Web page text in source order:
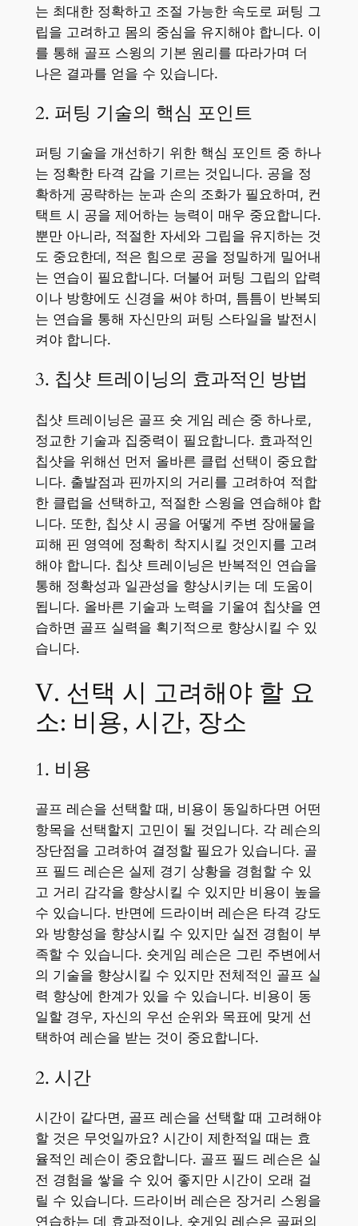
는 최대한 정확하고 조절 가능한 속도로 퍼팅 그
립을 고려하고 몸의 중심을 유지해야 합니다. 이
를 통해 골프 스윙의 기본 원리를 따라가며 더
나은 결과를 얻을 수 있습니다.
2. 퍼팅 기술의 핵심 포인트
퍼팅 기술을 개선하기 위한 핵심 포인트 중 하나
는 정확한 타격 감을 기르는 것입니다. 공을 정
확하게 공략하는 눈과 손의 조화가 필요하며, 컨
택트 시 공을 제어하는 능력이 매우 중요합니다.
뿐만 아니라, 적절한 자세와 그립을 유지하는 것
도 중요한데, 적은 힘으로 공을 정밀하게 밀어내
는 연습이 필요합니다. 더불어 퍼팅 그립의 압력
이나 방향에도 신경을 써야 하며, 틈틈이 반복되
는 연습을 통해 자신만의 퍼팅 스타일을 발전시
켜야 합니다.
3. 칩샷 트레이닝의 효과적인 방법
칩샷 트레이닝은 골프 숏 게임 레슨 중 하나로,
정교한 기술과 집중력이 필요합니다. 효과적인
칩샷을 위해선 먼저 올바른 클럽 선택이 중요합
니다. 출발점과 핀까지의 거리를 고려하여 적합
한 클럽을 선택하고, 적절한 스윙을 연습해야 합
니다. 또한, 칩샷 시 공을 어떻게 주변 장애물을
피해 핀 영역에 정확히 착지시킬 것인지를 고려
해야 합니다. 칩샷 트레이닝은 반복적인 연습을
통해 정확성과 일관성을 향상시키는 데 도움이
됩니다. 올바른 기술과 노력을 기울여 칩샷을 연
습하면 골프 실력을 획기적으로 향상시킬 수 있
습니다.
V. 선택 시 고려해야 할 요
소: 비용, 시간, 장소
1. 비용
골프 레슨을 선택할 때, 비용이 동일하다면 어떤
항목을 선택할지 고민이 될 것입니다. 각 레슨의
장단점을 고려하여 결정할 필요가 있습니다. 골
프 필드 레슨은 실제 경기 상황을 경험할 수 있
고 거리 감각을 향상시킬 수 있지만 비용이 높을
수 있습니다. 반면에 드라이버 레슨은 타격 강도
와 방향성을 향상시킬 수 있지만 실전 경험이 부
족할 수 있습니다. 숏게임 레슨은 그린 주변에서
의 기술을 향상시킬 수 있지만 전체적인 골프 실
력 향상에 한계가 있을 수 있습니다. 비용이 동
일할 경우, 자신의 우선 순위와 목표에 맞게 선
택하여 레슨을 받는 것이 중요합니다.
2. 시간
시간이 같다면, 골프 레슨을 선택할 때 고려해야
할 것은 무엇일까요? 시간이 제한적일 때는 효
율적인 레슨이 중요합니다. 골프 필드 레슨은 실
전 경험을 쌓을 수 있어 좋지만 시간이 오래 걸
릴 수 있습니다. 드라이버 레슨은 장거리 스윙을
연습하는 데 효과적이나, 숏게임 레슨은 골퍼의